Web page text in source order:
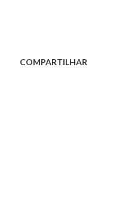
COMPARTILHAR